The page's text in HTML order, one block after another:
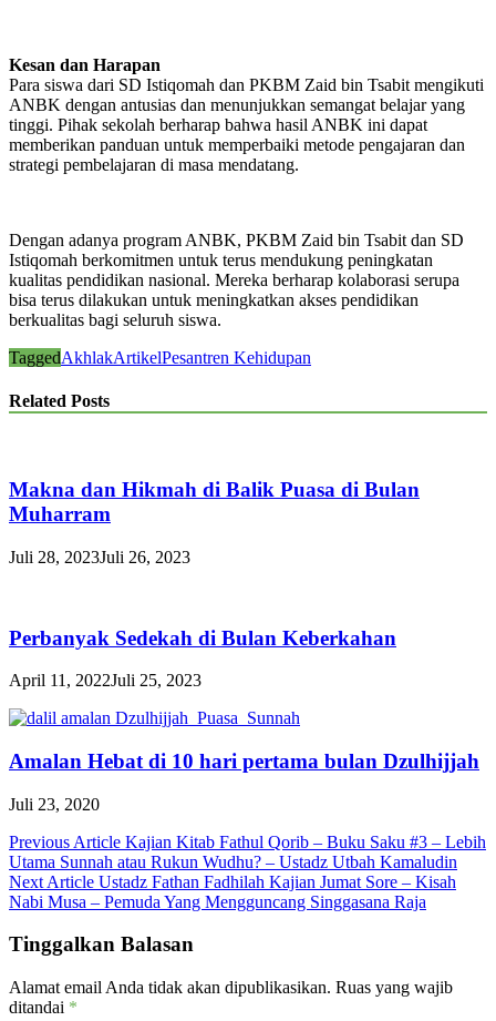
Kesan dan Harapan
Para siswa dari SD Istiqomah dan PKBM Zaid bin Tsabit mengikuti
ANBK dengan antusias dan menunjukkan semangat belajar yang
tinggi. Pihak sekolah berharap bahwa hasil ANBK ini dapat
memberikan panduan untuk memperbaiki metode pengajaran dan
strategi pembelajaran di masa mendatang.
Dengan adanya program ANBK, PKBM Zaid bin Tsabit dan SD
Istiqomah berkomitmen untuk terus mendukung peningkatan
kualitas pendidikan nasional. Mereka berharap kolaborasi serupa
bisa terus dilakukan untuk meningkatkan akses pendidikan
berkualitas bagi seluruh siswa.
TaggedAkhlakArtikelPesantren Kehidupan
Related Posts
Makna dan Hikmah di Balik Puasa di Bulan
Muharram
Juli 28, 2023Juli 26, 2023
Perbanyak Sedekah di Bulan Keberkahan
April 11, 2022Juli 25, 2023
Amalan Hebat di 10 hari pertama bulan Dzulhijjah
Juli 23, 2020
Navigasi
pos
Previous Article Kajian Kitab Fathul Qorib – Buku Saku #3 – Lebih
Utama Sunnah atau Rukun Wudhu? – Ustadz Utbah Kamaludin
Next Article Ustadz Fathan Fadhilah Kajian Jumat Sore – Kisah
Nabi Musa – Pemuda Yang Mengguncang Singgasana Raja
Tinggalkan Balasan
Alamat email Anda tidak akan dipublikasikan. Ruas yang wajib
ditandai *